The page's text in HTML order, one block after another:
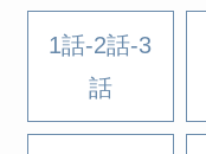
1話-2話-3
話